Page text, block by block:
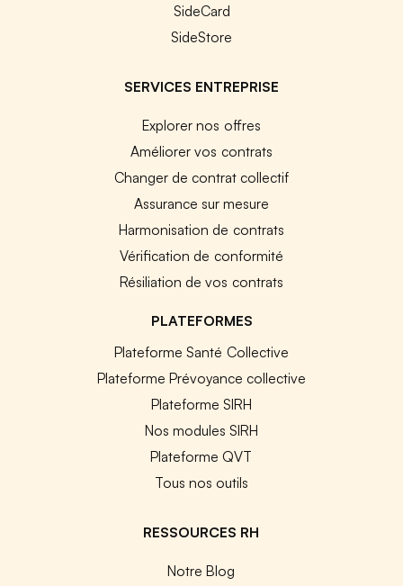
SideCard
SideStore
SERVICES ENTREPRISE
Explorer nos offres
Améliorer vos contrats
Changer de contrat collectif
Assurance sur mesure
Harmonisation de contrats
Vérification de conformité
Résiliation de vos contrats
PLATEFORMES
Plateforme Santé Collective
Plateforme Prévoyance collective
Plateforme SIRH
Nos modules SIRH
Plateforme QVT
Tous nos outils
RESSOURCES RH
Notre Blog